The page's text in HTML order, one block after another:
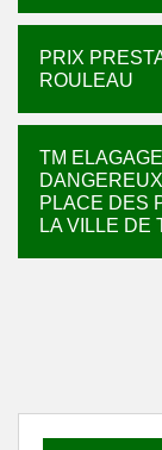
PRIX
ROULEAU
TM
PLACE DES
LA VILLE DE